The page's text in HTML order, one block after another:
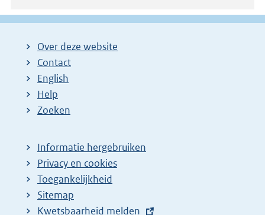
Over deze website
Contact
English
Help
Zoeken
Informatie hergebruiken
Privacy en cookies
Toegankelijkheid
Sitemap
E
Kwetsbaarheid melden